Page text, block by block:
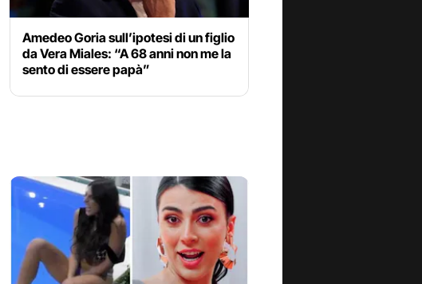
Amedeo Goria sull’ipotesi di un figlio
da Vera Miales: “A 68 anni non me la
sento di essere papà”